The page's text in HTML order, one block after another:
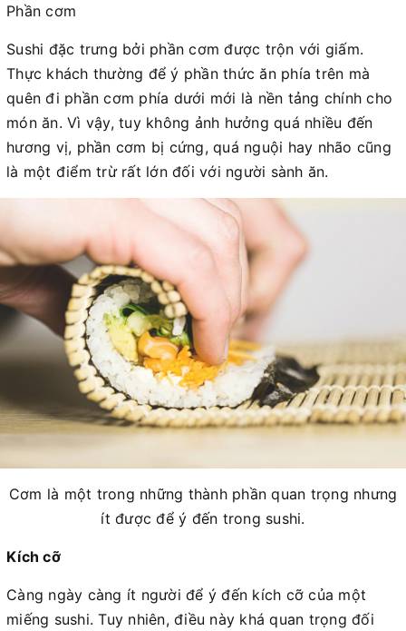
Phần cơm
Sushi đặc trưng bởi phần cơm được trộn với giấm.
Thực khách thường để ý phần thức ăn phía trên mà
quên đi phần cơm phía dưới mới là nền tảng chính cho
món ăn. Vì vậy, tuy không ảnh hưởng quá nhiều đến
hương vị, phần cơm bị cứng, quá nguội hay nhão cũng
là một điểm trừ rất lớn đối với người sành ăn.
Cơm là một trong những thành phần quan trọng nhưng
ít được để ý đến trong sushi.
Kích cỡ
Càng ngày càng ít người để ý đến kích cỡ của một
miếng sushi. Tuy nhiên, điều này khá quan trọng đối